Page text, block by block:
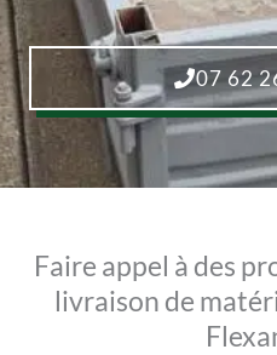
07 62
Faire appel à des
livraison de